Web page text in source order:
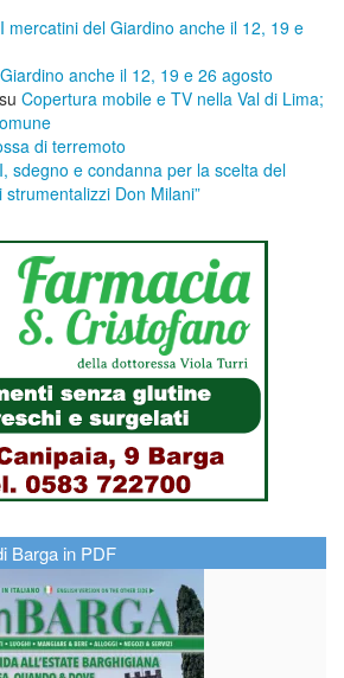
I mercatini del Giardino anche il 12, 19 e
anche il 12, 19 e 26 agosto
su ​Copertura mobile e TV nella Val di Lima;
di terremoto
sdegno e condanna per la scelta del
Don Milani”
Barga in PDF